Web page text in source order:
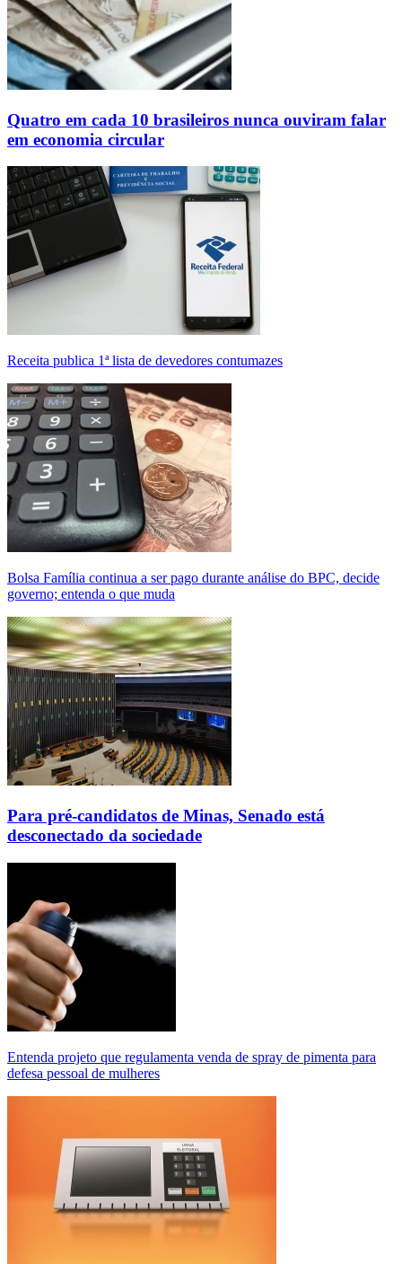
Quatro em cada 10 brasileiros nunca ouviram falar
em economia circular
Receita publica 1ª lista de devedores contumazes
Bolsa Família continua a ser pago durante análise do BPC, decide
governo; entenda o que muda
Para pré-candidatos de Minas, Senado está
desconectado da sociedade
Entenda projeto que regulamenta venda de spray de pimenta para
defesa pessoal de mulheres